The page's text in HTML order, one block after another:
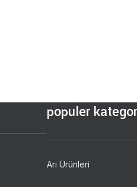
populer
Arı Ürünleri